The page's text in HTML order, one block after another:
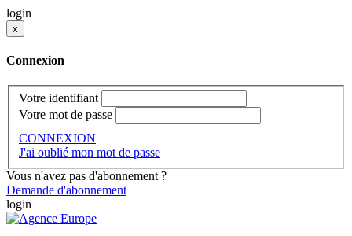
login
x
Connexion
Votre identifiant
Votre mot de passe
CONNEXION
J'ai oublié mon mot de passe
Vous n'avez pas d'abonnement ?
Demande d'abonnement
login